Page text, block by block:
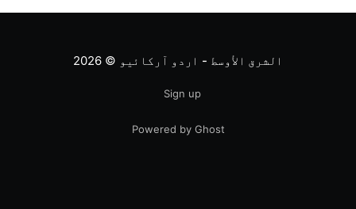
الشرق الأوسط - اردو آرکائیو © 2026
Sign up
Powered by Ghost